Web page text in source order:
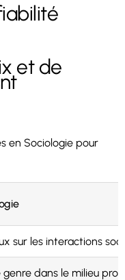
et de
en Sociologie pour
sur les interactions
dans le milieu